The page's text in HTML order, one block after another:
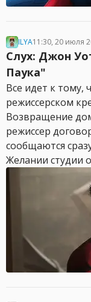
ILYA11:30, 20 июля
Слух: Джон
Паука"
Все идет к тому,
режиссерском
Возвращение
режиссер
сообщаются
Желании студии